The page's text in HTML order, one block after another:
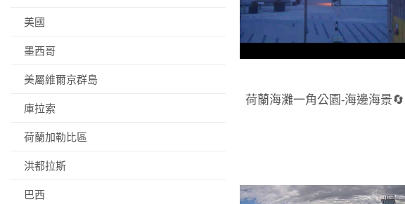
荷蘭海灘一角公園-海邊海景🔄
美國
墨西哥
美屬維爾京群島
庫拉索
荷蘭加勒比區
洪都拉斯
巴西